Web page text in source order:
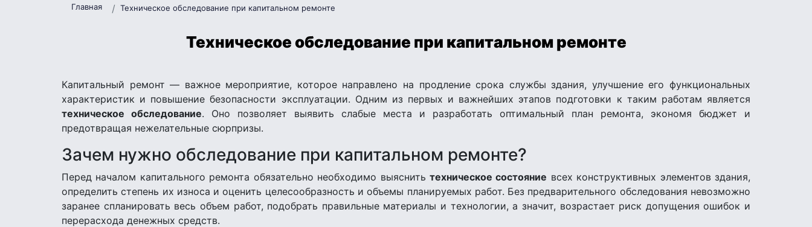
Главная Техническое обследование при капитальном ремонте
Техническое обследование при капитальном ремонте
Капитальный ремонт — важное мероприятие, которое направлено на продление срока службы здания, улучшение его функциональных
характеристик и повышение безопасности эксплуатации. Одним из первых и важнейших этапов подготовки к таким работам является
техническое обследование. Оно позволяет выявить слабые места и разработать оптимальный план ремонта, экономя бюджет и
предотвращая нежелательные сюрпризы.
Зачем нужно обследование при капитальном ремонте?
Перед началом капитального ремонта обязательно необходимо выяснить техническое состояние всех конструктивных элементов здания,
определить степень их износа и оценить целесообразность и объемы планируемых работ. Без предварительного обследования невозможно
заранее спланировать весь объем работ, подобрать правильные материалы и технологии, а значит, возрастает риск допущения ошибок и
перерасхода денежных средств.